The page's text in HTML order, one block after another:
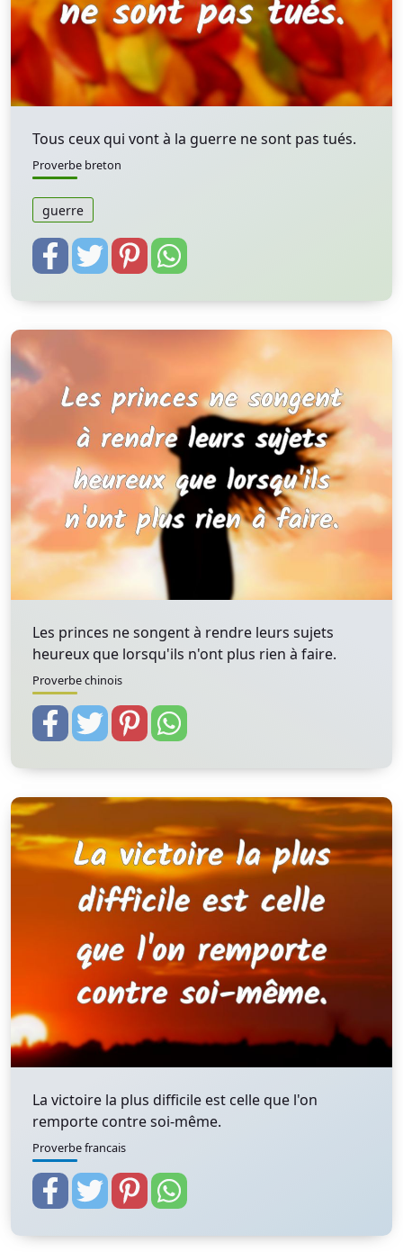
Tous ceux qui vont à la guerre ne sont pas tués.
Proverbe breton
guerre
Les princes ne songent à rendre leurs sujets
heureux que lorsqu'ils n'ont plus rien à faire.
Proverbe chinois
La victoire la plus difficile est celle que l'on
remporte contre soi-même.
Proverbe francais